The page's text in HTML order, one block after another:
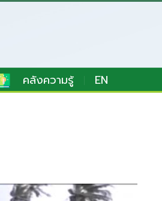
คลังความรู้ EN